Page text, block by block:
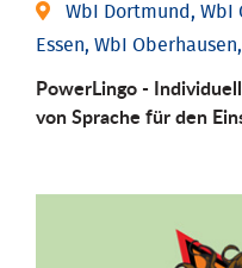
WbI Dortmund, WbI
Essen, WbI
PowerLingo -
von Sprache für den